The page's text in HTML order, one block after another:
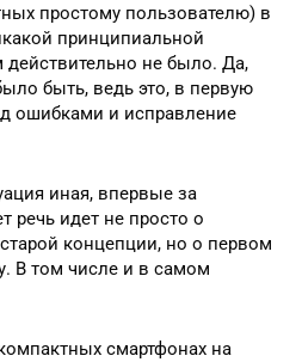
простому пользователю) в
принципиальной
не было. Да,
быть, ведь это, в первую
ошибками и исправление
иная, впервые за
речь идет не просто о
концепции, но о первом
В том числе и в самом
смартфонах на